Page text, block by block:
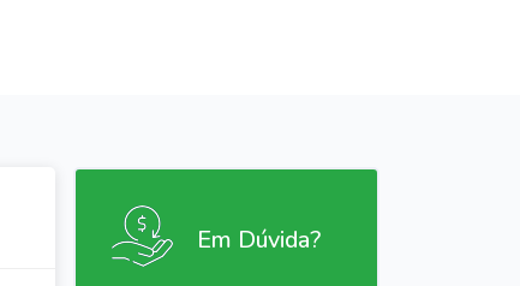
Em Dúvida?